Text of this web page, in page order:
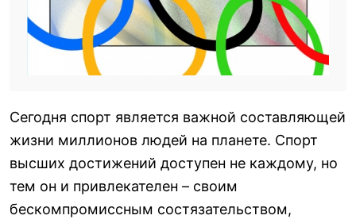
Сегодня спорт является важной составляющей
жизни миллионов людей на планете. Спорт
высших достижений доступен не каждому, но
тем он и привлекателен – своим
бескомпромиссным состязательством,